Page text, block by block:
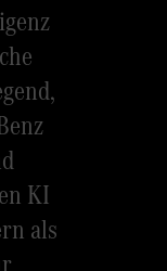
KI
als